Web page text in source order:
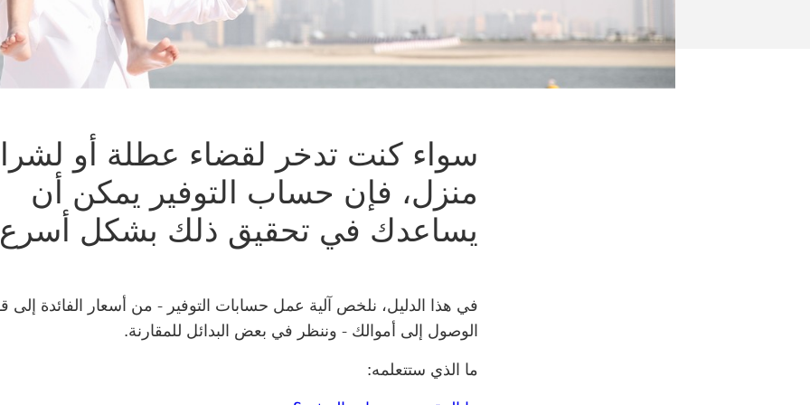
سواء كنت تدخر لقضاء عطلة أو
منزل، فإن حساب التوفير يمكن أن
يساعدك في تحقيق ذلك بشكل
في هذا الدليل، نلخص آلية عمل حسابات التوفير - من أسعار الفائدة إلى
الوصول إلى أموالك - وننظر في بعض البدائل للمقارنة.
ما الذي ستتعلمه: